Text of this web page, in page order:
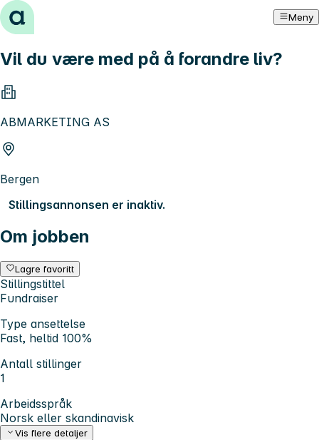
Hopp til innhold Meny
Vil du være med på å forandre liv?
ABMARKETING AS
Bergen
Stillingsannonsen er inaktiv.
Om jobben
Lagre favoritt
Stillingstittel
Fundraiser
Type ansettelse
Fast, heltid 100%
Antall stillinger
1
Arbeidsspråk
Norsk eller skandinavisk
Vis flere detaljer